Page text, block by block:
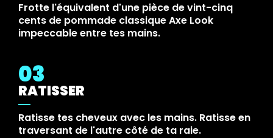
Frotte l'équivalent d'une pièce de vint-cinq
cents de pommade classique Axe Look
impeccable entre tes mains.
RATISSER
03
Ratisse tes cheveux avec les mains. Ratisse en
traversant de l'autre côté de ta raie.